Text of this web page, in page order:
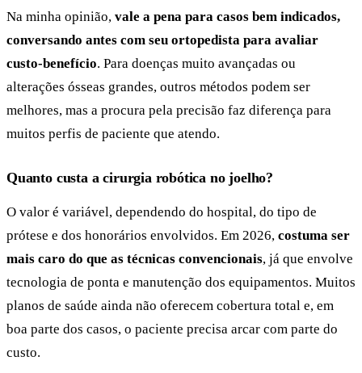
Na minha opinião, vale a pena para casos bem indicados,
conversando antes com seu ortopedista para avaliar
custo-benefício. Para doenças muito avançadas ou
alterações ósseas grandes, outros métodos podem ser
melhores, mas a procura pela precisão faz diferença para
muitos perfis de paciente que atendo.
Quanto custa a cirurgia robótica no joelho?
O valor é variável, dependendo do hospital, do tipo de
prótese e dos honorários envolvidos. Em 2026, costuma ser
mais caro do que as técnicas convencionais, já que envolve
tecnologia de ponta e manutenção dos equipamentos. Muitos
planos de saúde ainda não oferecem cobertura total e, em
boa parte dos casos, o paciente precisa arcar com parte do
custo.